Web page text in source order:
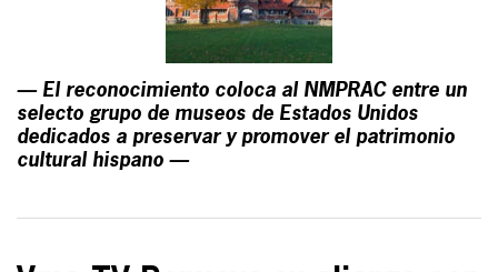
— El reconocimiento coloca al NMPRAC entre un
selecto grupo de museos de Estados Unidos
dedicados a preservar y promover el patrimonio
cultural hispano —